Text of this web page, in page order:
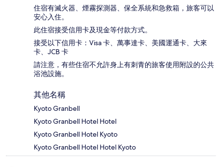
住宿有滅火器、煙霧探測器、保全系統和急救箱，旅客可以
安心入住。
此住宿接受信用卡及現金等付款方式。
接受以下信用卡：Visa 卡、萬事達卡、美國運通卡、大來
卡、JCB 卡
請注意，有些住宿不允許身上有刺青的旅客使用附設的公共
浴池設施。
其他名稱
Kyoto Granbell
Kyoto Granbell Hotel Hotel
Kyoto Granbell Hotel Kyoto
Kyoto Granbell Hotel Hotel Kyoto